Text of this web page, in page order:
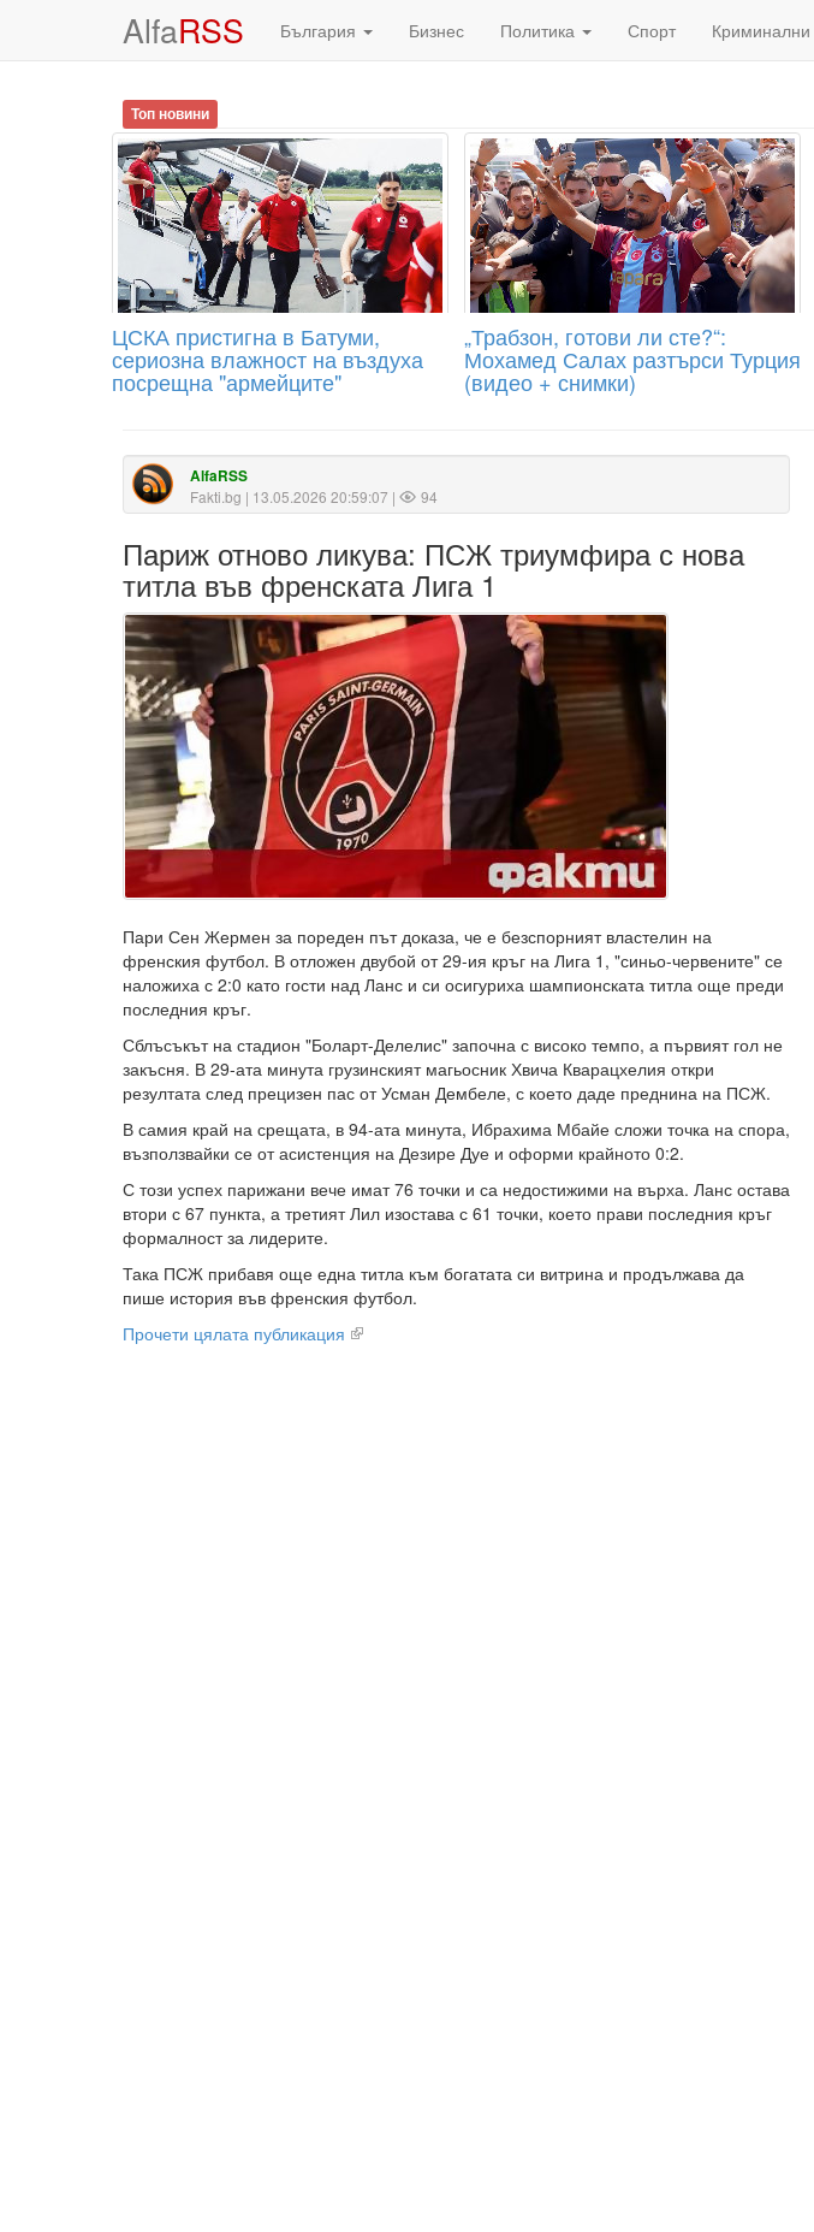
AlfaRSS България Бизнес Политика Спорт Криминални
Топ новини
ЦСКА пристигна в Батуми,
сериозна влажност на въздуха
посрещна "армейците"
„Трабзон, готови ли сте?“:
Мохамед Салах разтърси Турция
(видео + снимки)
AlfaRSS
Fakti.bg | 13.05.2026 20:59:07 | 94
Париж отново ликува: ПСЖ триумфира с нова
титла във френската Лига 1
Пари Сен Жермен за пореден път доказа, че е безспорният властелин на
френския футбол. В отложен двубой от 29-ия кръг на Лига 1, "синьо-червените" се
наложиха с 2:0 като гости над Ланс и си осигуриха шампионската титла още преди
последния кръг.
Сблъсъкът на стадион "Боларт-Делелис" започна с високо темпо, а първият гол не
закъсня. В 29-ата минута грузинският магьосник Хвича Кварацхелия откри
резултата след прецизен пас от Усман Дембеле, с което даде преднина на ПСЖ.
В самия край на срещата, в 94-ата минута, Ибрахима Мбайе сложи точка на спора,
възползвайки се от асистенция на Дезире Дуе и оформи крайното 0:2.
С този успех парижани вече имат 76 точки и са недостижими на върха. Ланс остава
втори с 67 пункта, а третият Лил изостава с 61 точки, което прави последния кръг
формалност за лидерите.
Така ПСЖ прибавя още една титла към богатата си витрина и продължава да
пише история във френския футбол.
Прочети цялата публикация